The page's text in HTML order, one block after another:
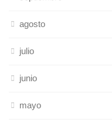
agosto
julio
junio
mayo